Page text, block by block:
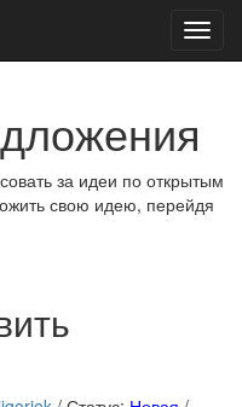
за идеи по открытым
свою идею, перейдя